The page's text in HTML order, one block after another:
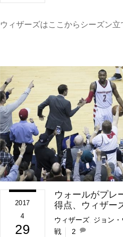
ウィザーズはここからシーズン立
2017
4
29
ウォールがプレ
得点、ウィザー
ウィザーズ, ジョン
戦
2